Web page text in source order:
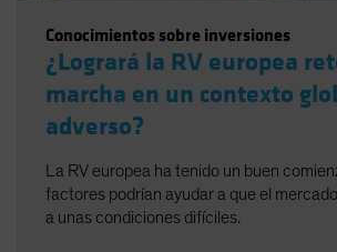
Conocimientos sobre inversiones
¿Logrará la RV europea
marcha en un contexto
adverso?
La RV europea ha tenido un buen
factores podrían ayudar a que el
a unas condiciones difíciles.